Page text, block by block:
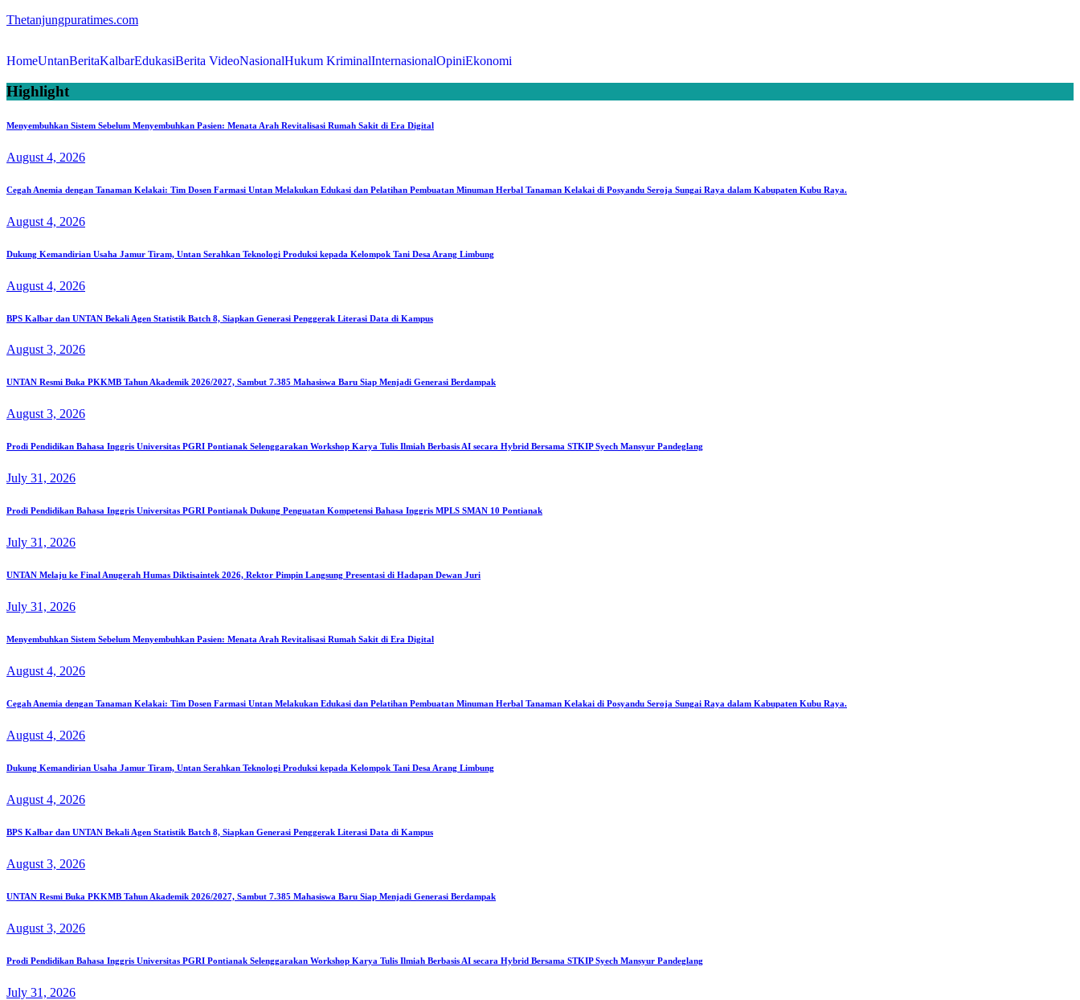
Thetanjungpuratimes.com
HomeUntanBeritaKalbarEdukasiBerita VideoNasionalHukum KriminalInternasionalOpiniEkonomi
Highlight
Menyembuhkan Sistem Sebelum Menyembuhkan Pasien: Menata Arah Revitalisasi Rumah Sakit di Era Digital
August 4, 2026
Cegah Anemia dengan Tanaman Kelakai: Tim Dosen Farmasi Untan Melakukan Edukasi dan Pelatihan Pembuatan Minuman Herbal Tanaman Kelakai di Posyandu Seroja Sungai Raya dalam Kabupaten Kubu Raya.
August 4, 2026
Dukung Kemandirian Usaha Jamur Tiram, Untan Serahkan Teknologi Produksi kepada Kelompok Tani Desa Arang Limbung
August 4, 2026
BPS Kalbar dan UNTAN Bekali Agen Statistik Batch 8, Siapkan Generasi Penggerak Literasi Data di Kampus
August 3, 2026
UNTAN Resmi Buka PKKMB Tahun Akademik 2026/2027, Sambut 7.385 Mahasiswa Baru Siap Menjadi Generasi Berdampak
August 3, 2026
Prodi Pendidikan Bahasa Inggris Universitas PGRI Pontianak Selenggarakan Workshop Karya Tulis Ilmiah Berbasis AI secara Hybrid Bersama STKIP Syech Mansyur Pandeglang
July 31, 2026
Prodi Pendidikan Bahasa Inggris Universitas PGRI Pontianak Dukung Penguatan Kompetensi Bahasa Inggris MPLS SMAN 10 Pontianak
July 31, 2026
UNTAN Melaju ke Final Anugerah Humas Diktisaintek 2026, Rektor Pimpin Langsung Presentasi di Hadapan Dewan Juri
July 31, 2026
Menyembuhkan Sistem Sebelum Menyembuhkan Pasien: Menata Arah Revitalisasi Rumah Sakit di Era Digital
August 4, 2026
Cegah Anemia dengan Tanaman Kelakai: Tim Dosen Farmasi Untan Melakukan Edukasi dan Pelatihan Pembuatan Minuman Herbal Tanaman Kelakai di Posyandu Seroja Sungai Raya dalam Kabupaten Kubu Raya.
August 4, 2026
Dukung Kemandirian Usaha Jamur Tiram, Untan Serahkan Teknologi Produksi kepada Kelompok Tani Desa Arang Limbung
August 4, 2026
BPS Kalbar dan UNTAN Bekali Agen Statistik Batch 8, Siapkan Generasi Penggerak Literasi Data di Kampus
August 3, 2026
UNTAN Resmi Buka PKKMB Tahun Akademik 2026/2027, Sambut 7.385 Mahasiswa Baru Siap Menjadi Generasi Berdampak
August 3, 2026
Prodi Pendidikan Bahasa Inggris Universitas PGRI Pontianak Selenggarakan Workshop Karya Tulis Ilmiah Berbasis AI secara Hybrid Bersama STKIP Syech Mansyur Pandeglang
July 31, 2026